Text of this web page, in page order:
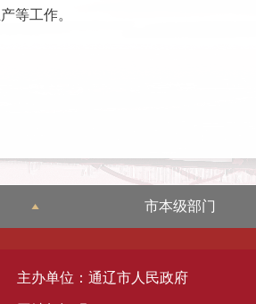
等工作。
市本级部门
主办单位：通辽市人民政府